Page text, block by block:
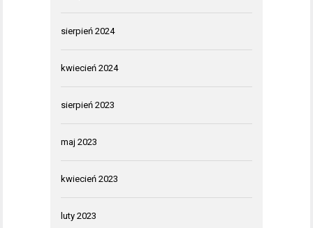
sierpień 2024
kwiecień 2024
sierpień 2023
maj 2023
kwiecień 2023
luty 2023